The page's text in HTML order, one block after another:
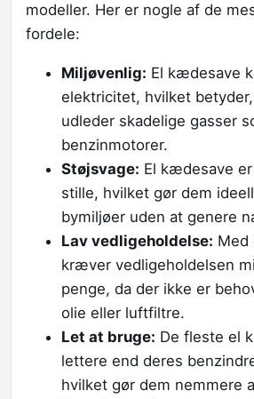
modeller. Her er nogle af de
fordele:
Miljøvenlig: El kædesave
elektricitet, hvilket
udleder skadelige gasser
benzinmotorer.
Støjsvage: El kædesave
stille, hvilket gør dem
bymiljøer uden at genere
Lav vedligeholdelse: Med
kræver vedligeholdelsen
penge, da der ikke er
olie eller luftfiltre.
Let at bruge: De fleste el
lettere end deres
hvilket gør dem nemmere